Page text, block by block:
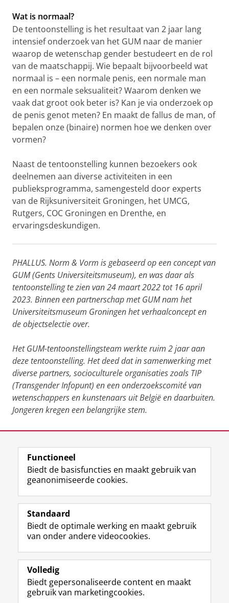
Wat is normaal?
De tentoonstelling is het resultaat van 2 jaar lang
intensief onderzoek van het GUM naar de manier
waarop de wetenschap gender bestudeert en de rol
van de maatschappij. Wie bepaalt bijvoorbeeld wat
normaal is – een normale penis, een normale man
en een normale seksualiteit? Waarom denken we
vaak dat groot ook beter is? Kan je via onderzoek op
de penis genot meten? En maakt de fallus de man, of
bepalen onze (binaire) normen hoe we denken over
vormen?
Naast de tentoonstelling kunnen bezoekers ook
deelnemen aan diverse activiteiten in een
publieksprogramma, samengesteld door experts
van de Rijksuniversiteit Groningen, het UMCG,
Rutgers, COC Groningen en Drenthe, en
ervaringsdeskundigen.
PHALLUS. Norm & Vorm is gebaseerd op een concept van
GUM (Gents Universiteitsmuseum), en was daar als
tentoonstelling te zien van 24 maart 2022 tot 16 april
2023. Binnen een partnerschap met GUM nam het
Universiteitsmuseum Groningen het verhaalconcept en
de objectselectie over.
Het GUM-tentoonstellingsteam werkte ruim 2 jaar aan
deze tentoonstelling. Het deed dat in samenwerking met
diverse partners, socioculturele organisaties zoals TIP
(Transgender Infopunt) en een onderzoekscomité van
wetenschappers en kunstenaars uit België en daarbuiten.
Jongeren kregen een belangrijke stem.
View this page in:English
Volg ons op
F
a
e
b
o
p
a
T
w
t
t
r
r
I
n
t
r
m
Over het museum
Praktisch
Volg ons op
Functioneel
Biedt de basisfuncties en maakt gebruik van
geanonimiseerde cookies.
Standaard
Biedt de optimale werking en maakt gebruik
van onder andere videocookies.
Volledig
Biedt gepersonaliseerde content en maakt
gebruik van marketingcookies.